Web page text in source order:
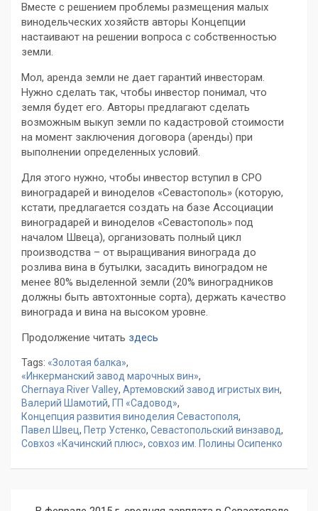
Вместе с решением проблемы размещения малых
винодельческих хозяйств авторы Концепции
настаивают на решении вопроса с собственностью
земли.
Мол, аренда земли не дает гарантий инвесторам.
Нужно сделать так, чтобы инвестор понимал, что
земля будет его. Авторы предлагают сделать
возможным выкуп земли по кадастровой стоимости
на момент заключения договора (аренды) при
выполнении определенных условий.
Для этого нужно, чтобы инвестор вступил в СРО
виноградарей и виноделов «Севастополь» (которую,
кстати, предлагается создать на базе Ассоциации
виноградарей и виноделов «Севастополь» под
началом Швеца), организовать полный цикл
производства – от выращивания винограда до
розлива вина в бутылки, засадить виноградом не
менее 80% выделенной земли (20% виноградников
должны быть автохтонные сорта), держать качество
винограда и вина на высоком уровне.
Продолжение читать здесь
Tags: «Золотая балка»,
«Инкерманский завод марочных вин»,
Chernaya River Valley, Артемовский завод игристых вин,
Валерий Шамотий, ГП «Садовод»,
Концепция развития виноделия Севастополя,
Павел Швец, Петр Устенко, Севастопольский винзавод,
Совхоз «Качинский плюс», совхоз им. Полины Осипенко